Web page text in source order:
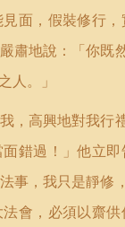
面，假裝修行
肅地說：「你
人。」
，高興地對我
錯過！」他立
事，我只是靜
會，必須以齋